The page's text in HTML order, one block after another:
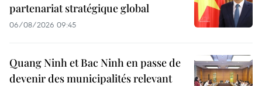
partenariat stratégique global
06/08/2026 09:45
Quang Ninh et Bac Ninh en passe de
devenir des municipalités relevant